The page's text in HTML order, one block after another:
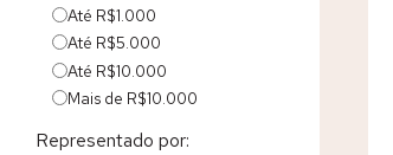
Até R$1.000
Até R$5.000
Até R$10.000
Mais de R$10.000
Representado por: